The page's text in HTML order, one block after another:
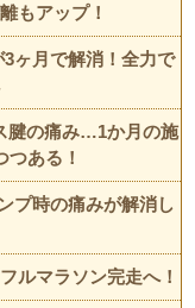
もアップ！
ヶ月で解消！全力で
腱の痛み…1か月の施
ある！
プ時の痛みが解消し
ルマラソン完走へ！